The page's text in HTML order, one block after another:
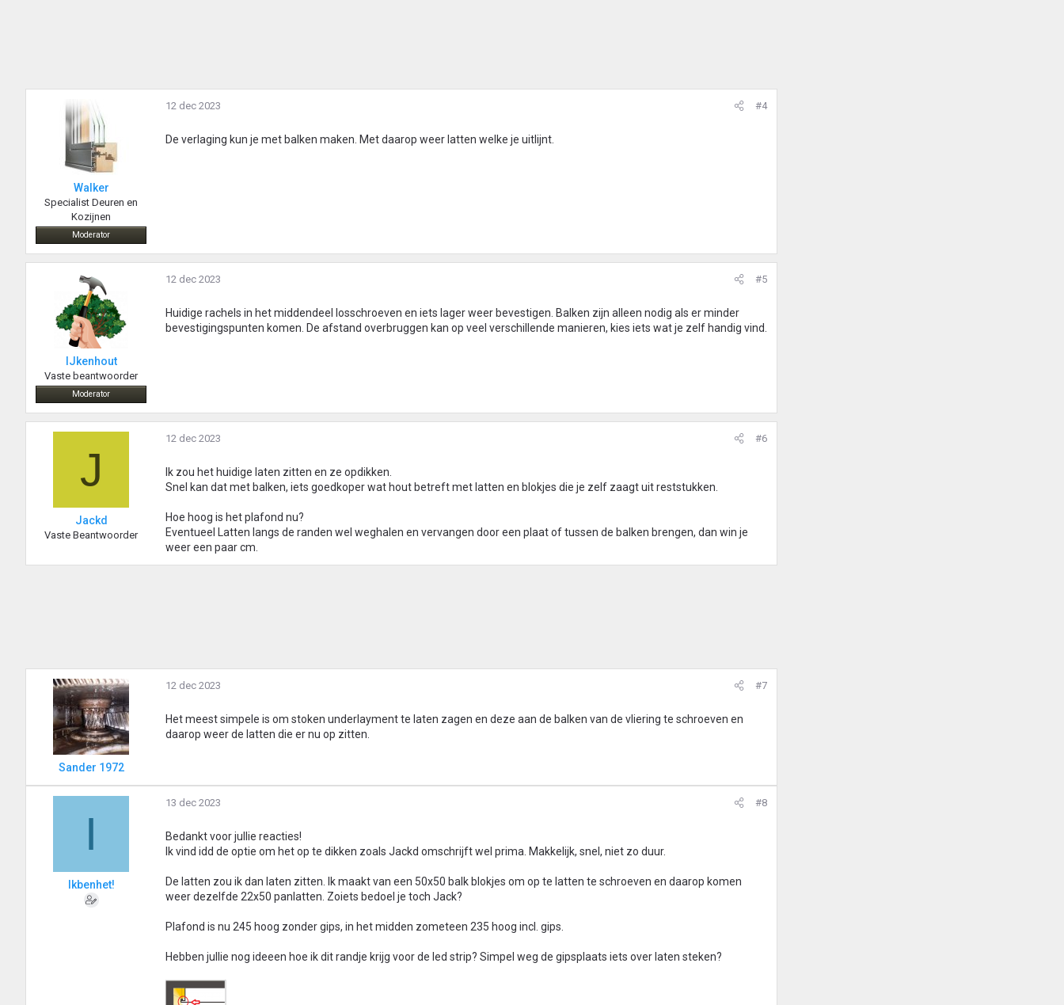
Walker
Specialist Deuren en
Kozijnen
Moderator
12 dec 2023 #4
De verlaging kun je met balken maken. Met daarop weer latten welke je uitlijnt.
IJkenhout
Vaste beantwoorder
Moderator
12 dec 2023 #5
Huidige rachels in het middendeel losschroeven en iets lager weer bevestigen. Balken zijn alleen nodig als er minder
bevestigingspunten komen. De afstand overbruggen kan op veel verschillende manieren, kies iets wat je zelf handig vind.
J
Jackd
Vaste Beantwoorder
12 dec 2023 #6
Ik zou het huidige laten zitten en ze opdikken.
Snel kan dat met balken, iets goedkoper wat hout betreft met latten en blokjes die je zelf zaagt uit reststukken.
Hoe hoog is het plafond nu?
Eventueel Latten langs de randen wel weghalen en vervangen door een plaat of tussen de balken brengen, dan win je
weer een paar cm.
Sander 1972
12 dec 2023 #7
Het meest simpele is om stoken underlayment te laten zagen en deze aan de balken van de vliering te schroeven en
daarop weer de latten die er nu op zitten.
I
Ikbenhet!
13 dec 2023 #8
Bedankt voor jullie reacties!
Ik vind idd de optie om het op te dikken zoals Jackd omschrijft wel prima. Makkelijk, snel, niet zo duur.
De latten zou ik dan laten zitten. Ik maakt van een 50x50 balk blokjes om op te latten te schroeven en daarop komen
weer dezelfde 22x50 panlatten. Zoiets bedoel je toch Jack?
Plafond is nu 245 hoog zonder gips, in het midden zometeen 235 hoog incl. gips.
Hebben jullie nog ideeen hoe ik dit randje krijg voor de led strip? Simpel weg de gipsplaats iets over laten steken?